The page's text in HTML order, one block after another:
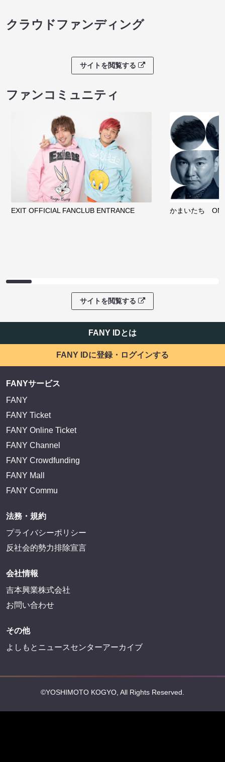
クラウドファンディング
サイトを閲覧する
ファンコミュニティ
EXIT OFFICIAL FANCLUB ENTRANCE かまいたち
サイトを閲覧する
FANY IDとは
FANY IDに登録・ログインする
FANYサービス
FANY
FANY Ticket
FANY Online Ticket
FANY Channel
FANY Crowdfunding
FANY Mall
FANY Commu
法務・規約
プライバシーポリシー
反社会的勢力排除宣言
会社情報
吉本興業株式会社
お問い合わせ
その他
よしもとニュースセンターアーカイブ
©YOSHIMOTO KOGYO, All Rights Reserved.